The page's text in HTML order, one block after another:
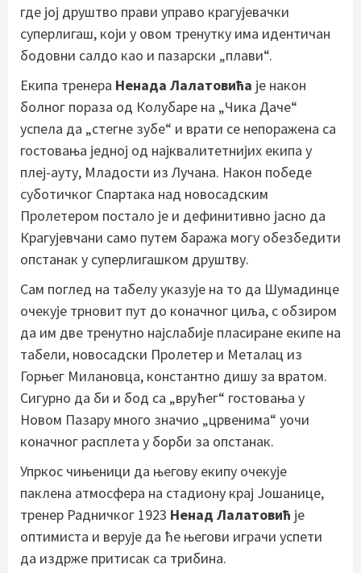
где јој друштво прави управо крагујевачки
суперлигаш, који у овом тренутку има идентичан
бодовни салдо као и пазарски „плави“.
Екипа тренера Ненада Лалатовића је након
болног пораза од Колубаре на „Чика Даче“
успела да „стегне зубе“ и врати се непоражена са
гостовања једној од најквалитетнијих екипа у
плеј-ауту, Младости из Лучана. Након победе
суботичког Спартака над новосадским
Пролетером постало је и дефинитивно јасно да
Крагујевчани само путем баража могу обезбедити
опстанак у суперлигашком друштву.
Сам поглед на табелу указује на то да Шумадинце
очекује трновит пут до коначног циља, с обзиром
да им две тренутно најслабије пласиране екипе на
табели, новосадски Пролетер и Металац из
Горњег Милановца, константно дишу за вратом.
Сигурно да би и бод са „врућег“ гостовања у
Новом Пазару много значио „црвенима“ уочи
коначног расплета у борби за опстанак.
Упркос чињеници да његову екипу очекује
паклена атмосфера на стадиону крај Јошанице,
тренер Радничког 1923 Ненад Лалатовић је
оптимиста и верује да ће његови играчи успети
да издрже притисак са трибина.